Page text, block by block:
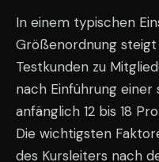
In einem typischen
Größenordnung
Testkunden zu
nach Einführung einer
anfänglich 12 bis 18
Die wichtigsten
des Kursleiters nach